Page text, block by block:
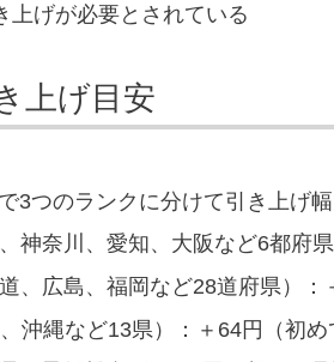
上げが必要とされている
上げ目安
3つのランクに分けて引き上げ
神奈川、愛知、大阪など6都府
、広島、福岡など28道府県）：
沖縄など13県）：＋64円（初め